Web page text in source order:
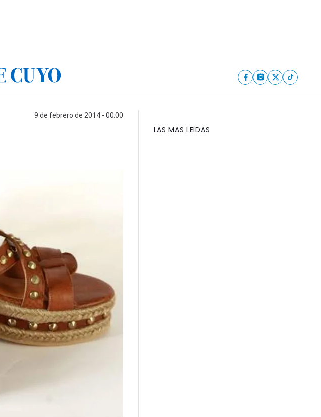
9 de febrero de 2014 - 00:00
LAS MAS LEIDAS